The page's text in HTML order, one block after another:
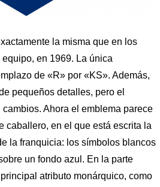
la misma que en los
en 1969. La única
de «R» por «KS». Además,
pequeños detalles, pero el
Ahora el emblema parece
caballero, en el que está escrita la
la franquicia: los símbolos blancos
un fondo azul. En la parte
atributo monárquico, como